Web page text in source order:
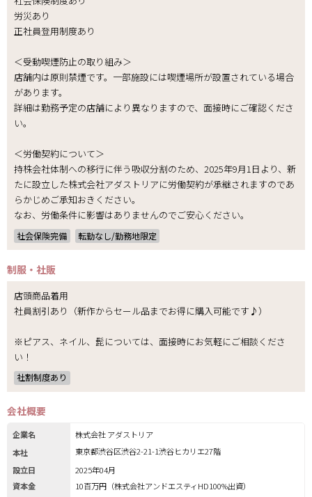
労災あり
正社員登用制度あり
＜受動喫煙防止の取り組み＞
店舗内は原則禁煙です。一部施設には喫煙場所が設置されている場合
があります。
詳細は勤務予定の店舗により異なりますので、面接時にご確認くださ
い。
＜労働契約について＞
持株会社体制への移行に伴う吸収分割のため、2025年9月1日より、新
たに設立した株式会社アダストリアに労働契約が承継されますのであ
らかじめご承知おきください。
なお、労働条件に影響はありませんのでご安心ください。
社会保険完備 転勤なし/勤務地限定
制服・社販
店頭商品着用
社員割引あり（新作からセール品までお得に購入可能です♪）
※ピアス、ネイル、髭については、面接時にお気軽にご相談くださ
い！
社割制度あり
会社概要
企業名
株式会社 アダストリア
本社
東京都渋谷区渋谷2-21-1渋谷ヒカリエ27階
設立日
2025年04月
資本金
10百万円（株式会社アンドエスティHD100%出資）